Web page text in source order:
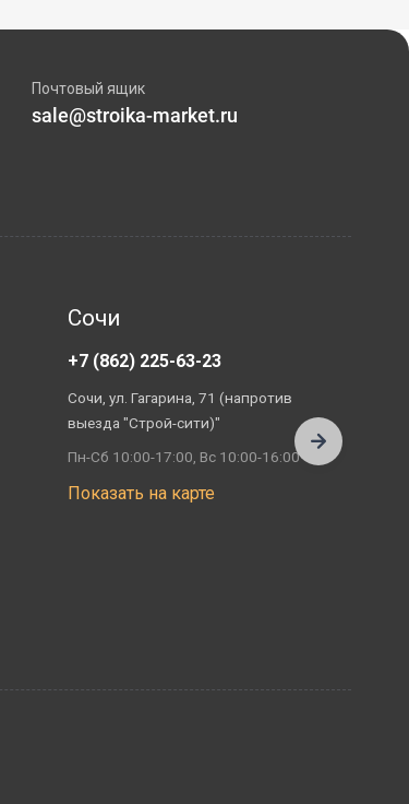
Почтовый ящик
sale@stroika-market.ru
Сочи
+7 (862) 225-63-23
Сочи, ул. Гагарина, 71 (напротив
выезда "Строй-сити)"
Пн-Сб 10:00-17:00, Вс 10:00-16:00
Показать на карте